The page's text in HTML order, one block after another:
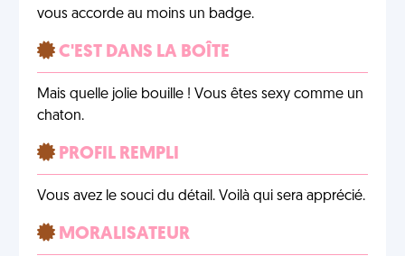
vous accorde au moins un badge.
C'EST DANS LA BOÎTE
Mais quelle jolie bouille ! Vous êtes sexy comme un
chaton.
PROFIL REMPLI
Vous avez le souci du détail. Voilà qui sera apprécié.
MORALISATEUR